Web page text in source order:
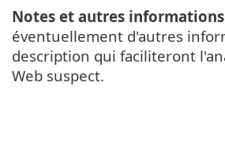
Notes et autres informations
éventuellement d'autres
description qui faciliteront
Web suspect.